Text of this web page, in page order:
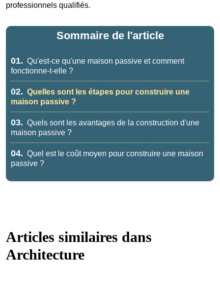
professionnels qualifiés.
Sommaire de l'article
01. Qu'est-ce qu'une maison passive et comment
fonctionne-t-elle ?
02. Quelles sont les étapes pour construire une
maison passive ?
03. Quels sont les avantages de la construction d'une
maison passive ?
04. Quel est le coût moyen pour construire une maison
passive ?
Articles similaires dans
Architecture